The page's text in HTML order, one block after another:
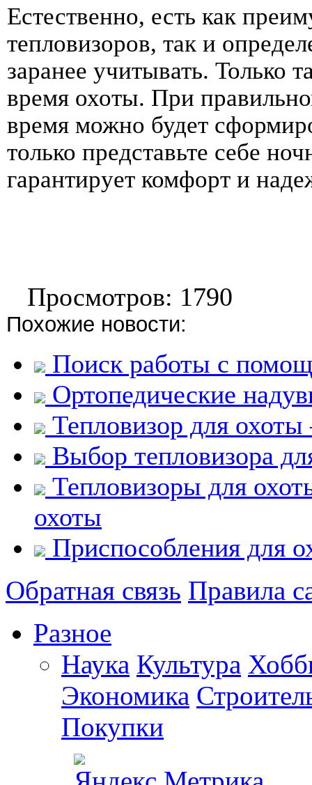
Естественно, есть как
тепловизоров, так и
заранее учитывать. Только
время охоты. При
время можно будет
только представьте себе
гарантирует комфорт и
Просмотров: 1790
Похожие новости:
Поиск работы с
Ортопедические
Тепловизор для
Выбор тепловизора
Тепловизоры для
охоты
Приспособления для
Обратная связь Правила
Разное
Наука Культура
Экономика
Покупки